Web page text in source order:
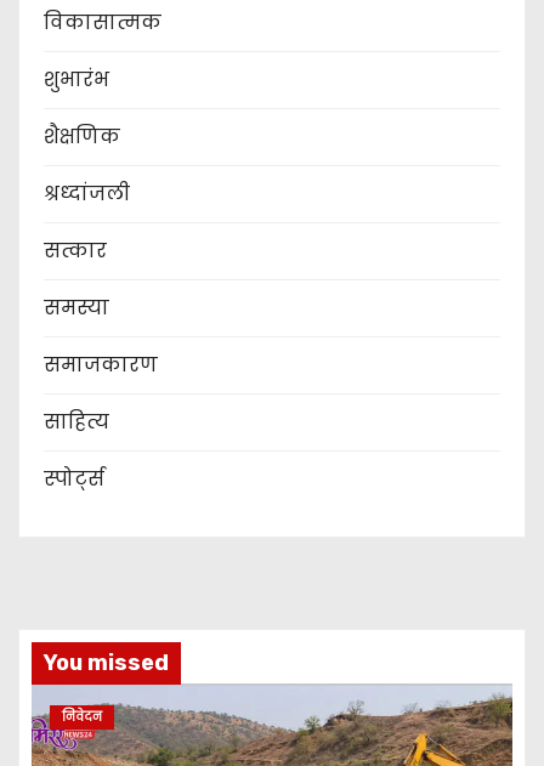
विकासात्मक
शुभारंभ
शैक्षणिक
श्रध्दांजली
सत्कार
समस्या
समाजकारण
साहित्य
स्पोर्ट्स
You missed
निवेदन